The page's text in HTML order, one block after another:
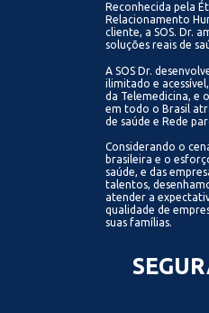
Reconhecida pela
Relacionamento
cliente, a SOS. Dr.
soluções reais de
A SOS Dr.
ilimitado e
da Telemedicina, e
em todo o Brasil
de saúde e Rede
Considerando o
brasileira e o
saúde, e das
talentos,
atender a
qualidade de
suas famílias.